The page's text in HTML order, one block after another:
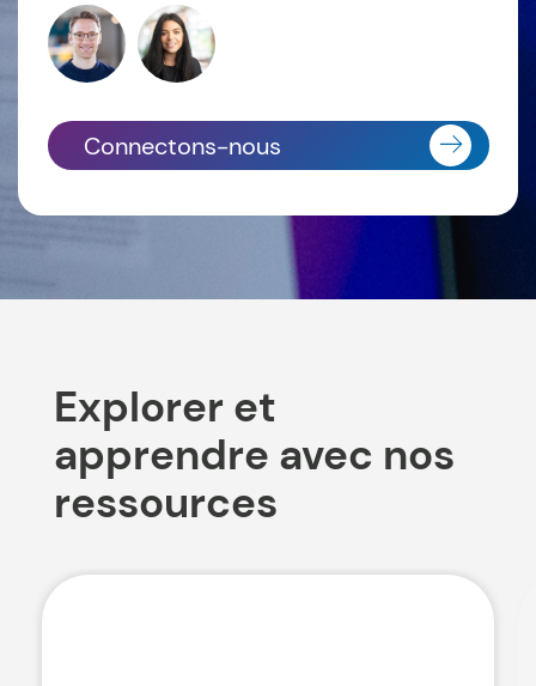
Connectons-nous
Explorer et
apprendre avec nos
ressources